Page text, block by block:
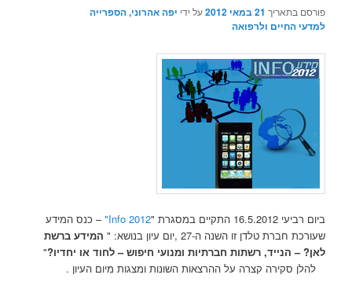
פורסם בתאריך 21 במאי 2012 על ידי יפה אהרוני, הספרייה
למדעי החיים ולרפואה
ביום רביעי 16.5.2012 התקיים במסגרת " 2012 Info"
– כנס המידע
שעורכת חברת טלדן זו השנה ה-27 ,יום עיון בנושא: "
המידע ברשת
לאן? – הנייד, רשתות חברתיות ומנועי חיפוש – לחוד או יחדיו?"
להלן סקירה קצרה על ההרצאות השונות ומצגות מיום העיון .